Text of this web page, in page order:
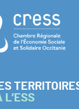
l'accueil
L’ESS